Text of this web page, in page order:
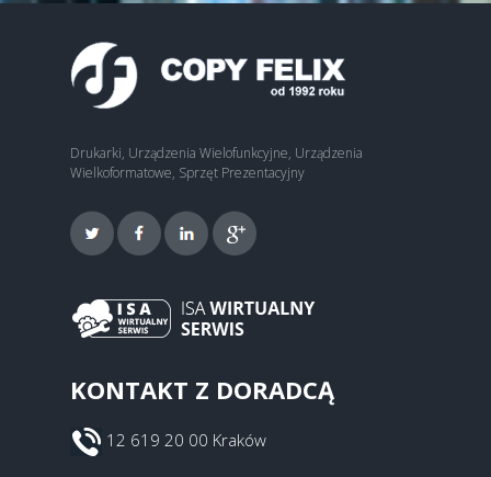
Drukarki, Urządzenia Wielofunkcyjne, Urządzenia
Wielkoformatowe, Sprzęt Prezentacyjny
KONTAKT Z DORADCĄ
12 619 20 00 Kraków